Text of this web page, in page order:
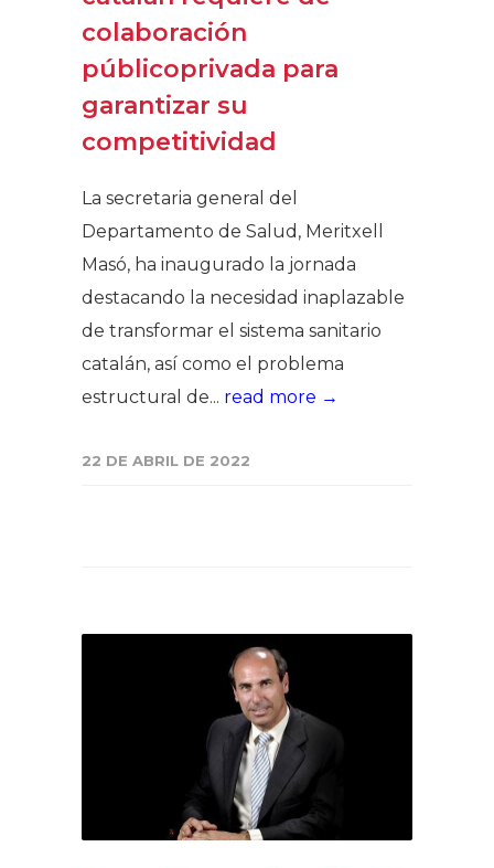
colaboración
públicoprivada para
garantizar su
competitividad
La secretaria general del
Departamento de Salud, Meritxell
Masó, ha inaugurado la jornada
destacando la necesidad inaplazable
de transformar el sistema sanitario
catalán, así como el problema
estructural de... read more →
22 DE ABRIL DE 2022